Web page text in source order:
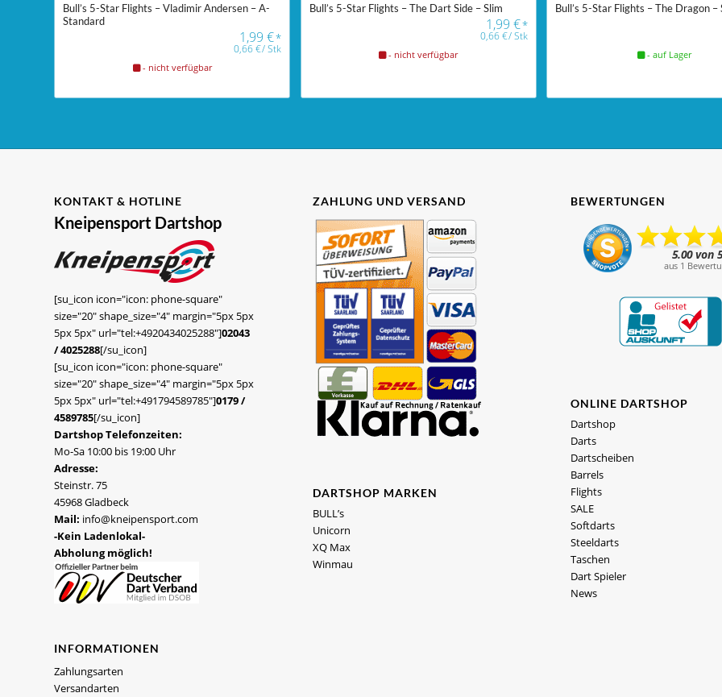
Bull’s 5-Star Flights – Vladimir Andersen – A-
Standard
1,99€*
0,66€/Stk
- nicht verfügbar
Bull’s 5-Star Flights – The Dart Side – Slim
1,99 €*
0,66€/Stk
- nicht verfügbar
Bull’s 5-Star Flights – The Dragon –
- auf Lager
KONTAKT & HOTLINE
Kneipensport Dartshop
[su_icon icon="icon: phone-square"
size="20" shape_size="4" margin="5px 5px
5px 5px" url="tel:+4920434025288"]02043
/ 4025288[/su_icon]
[su_icon icon="icon: phone-square"
size="20" shape_size="4" margin="5px 5px
5px 5px" url="tel:+491794589785"]0179 /
4589785[/su_icon]
Dartshop Telefonzeiten:
Mo-Sa 10:00 bis 19:00 Uhr
Adresse:
Steinstr. 75
45968 Gladbeck
Mail: info@kneipensport.com
-Kein Ladenlokal-
Abholung möglich!
INFORMATIONEN
Zahlungsarten
Versandarten
ZAHLUNG UND VERSAND
DARTSHOP MARKEN
BULL’s
Unicorn
XQ Max
Winmau
BEWERTUNGEN
ONLINE DARTSHOP
Dartshop
Darts
Dartscheiben
Barrels
Flights
SALE
Softdarts
Steeldarts
Taschen
Dart Spieler
News